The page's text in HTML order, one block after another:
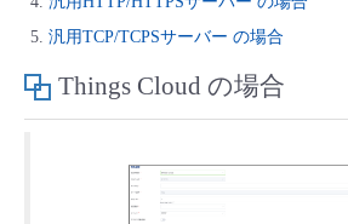
汎用TCP/TCPSサーバー の場合
Things Cloud の場合